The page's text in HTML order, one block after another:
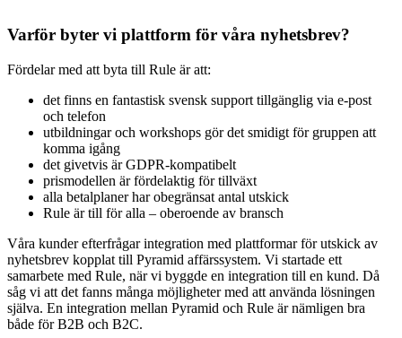
Varför byter vi plattform för våra nyhetsbrev?
Fördelar med att byta till Rule är att:
det finns en fantastisk svensk support tillgänglig via e-post
och telefon
utbildningar och workshops gör det smidigt för gruppen att
komma igång
det givetvis är GDPR-kompatibelt
prismodellen är fördelaktig för tillväxt
alla betalplaner har obegränsat antal utskick
Rule är till för alla – oberoende av bransch
Våra kunder efterfrågar integration med plattformar för utskick av
nyhetsbrev kopplat till Pyramid affärssystem. Vi startade ett
samarbete med Rule, när vi byggde en integration till en kund. Då
såg vi att det fanns många möjligheter med att använda lösningen
själva. En integration mellan Pyramid och Rule är nämligen bra
både för B2B och B2C.